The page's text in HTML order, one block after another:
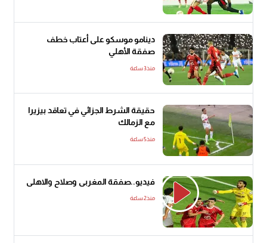
دينامو موسكو على أعتاب خطف
صفقة الأهلي
منذ3 ساعة
حقيقة الشرط الجزائي في تعاقد بيزيرا
مع الزمالك
منذ5 ساعة
فيديو..صفقة المغربى وصلاح والاهلى
منذ2 ساعة